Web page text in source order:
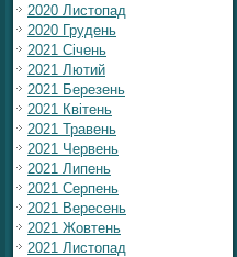
2020 Листопад
2020 Грудень
2021 Січень
2021 Лютий
2021 Березень
2021 Квітень
2021 Травень
2021 Червень
2021 Липень
2021 Серпень
2021 Вересень
2021 Жовтень
2021 Листопад